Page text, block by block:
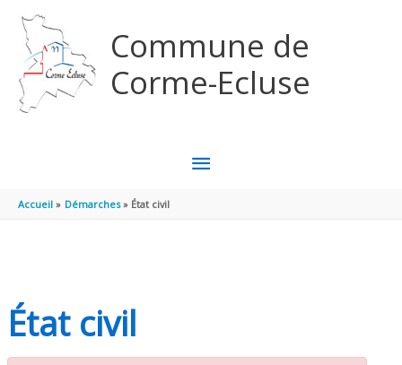
Commune de
Corme-Ecluse
MENU
Accueil Démarches État civil
État civil